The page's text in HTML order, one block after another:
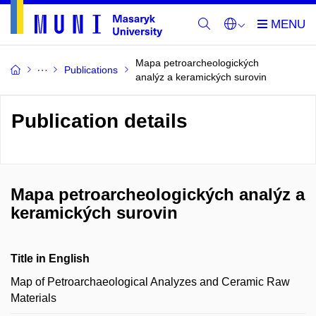
Publications
Mapa petroarcheologických
analýz a keramických surovin
Publication details
Mapa petroarcheologických analýz a
keramických surovin
Title in English
Map of Petroarchaeological Analyzes and Ceramic Raw
Materials